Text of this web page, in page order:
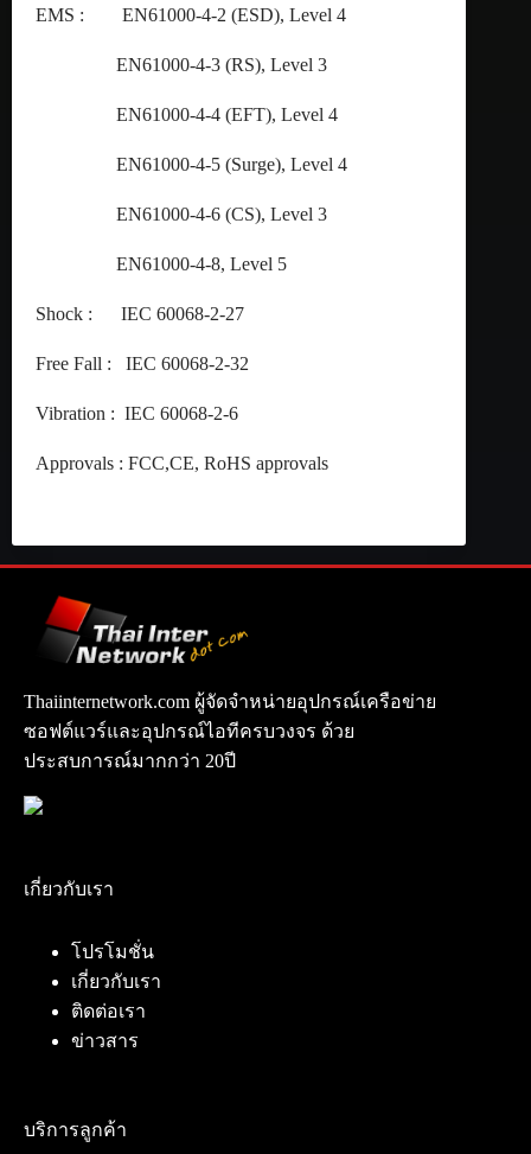
EMS : EN61000-4-2 (ESD), Level 4
EN61000-4-3 (RS), Level 3
EN61000-4-4 (EFT), Level 4
EN61000-4-5 (Surge), Level 4
EN61000-4-6 (CS), Level 3
EN61000-4-8, Level 5
Shock : IEC 60068-2-27
Free Fall : IEC 60068-2-32
Vibration : IEC 60068-2-6
Approvals : FCC,CE, RoHS approvals
Thaiinternetwork.com ผู้จัดจำหน่ายอุปกรณ์เครือข่าย
ซอฟต์แวร์และอุปกรณ์ไอทีครบวงจร ด้วย
ประสบการณ์มากกว่า 20ปี
เกี่ยวกับเรา
โปรโมชั่น
เกี่ยวกับเรา
ติดต่อเรา
ข่าวสาร
บริการลูกค้า